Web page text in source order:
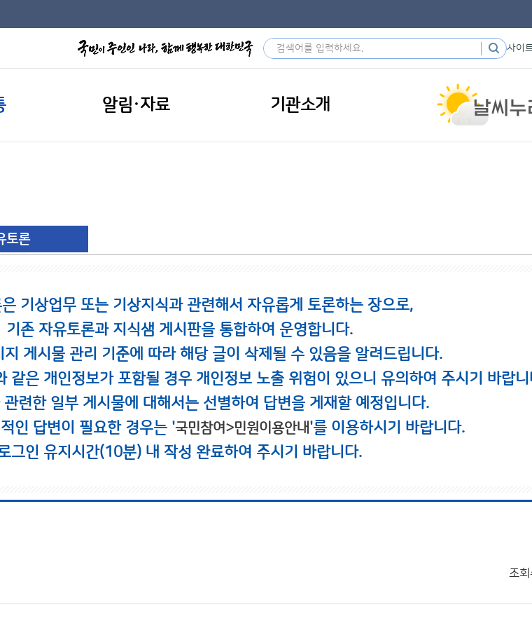
사이
알림·자료 기관소개
토론
기상업무 또는 기상지식과 관련해서 자유롭게 토론하는 장으로,
기존 자유토론과 지식샘 게시판을 통합하여 운영합니다.
지 게시물 관리 기준에 따라 해당 글이 삭제될 수 있음을 알려드립니다.
같은 개인정보가 포함될 경우 개인정보 노출 위험이 있으니 유의하여 주시기 바랍니
관련한 일부 게시물에 대해서는 선별하여 답변을 게재할 예정입니다.
인 답변이 필요한 경우는 '국민참여>민원이용안내'를 이용하시기 바랍니다.
그인 유지시간(10분) 내 작성 완료하여 주시기 바랍니다.
조회